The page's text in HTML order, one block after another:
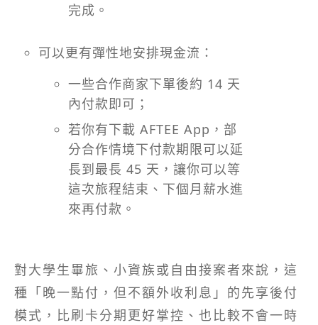
完成。
可以更有彈性地安排現金流：
一些合作商家下單後約 14 天
內付款即可；
若你有下載 AFTEE App，部
分合作情境下付款期限可以延
長到最長 45 天，讓你可以等
這次旅程結束、下個月薪水進
來再付款。
對大學生畢旅、小資族或自由接案者來說，這
種「晚一點付，但不額外收利息」的先享後付
模式，比刷卡分期更好掌控、也比較不會一時